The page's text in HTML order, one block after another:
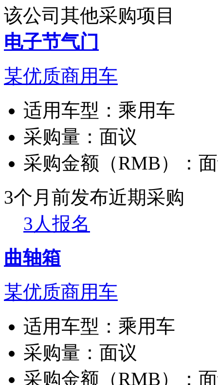
该公司其他采购项目
电子节气门
某优质商用车
适用车型： 乘用车
采购量： 面议
采购金额（RMB）：
3个月前发布近期采购
3人报名
曲轴箱
某优质商用车
适用车型： 乘用车
采购量： 面议
采购金额（RMB）：